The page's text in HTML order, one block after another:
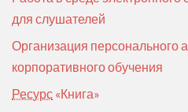
для слушателей
Организация персонального
корпоративного обучения
Ресурс «Книга»